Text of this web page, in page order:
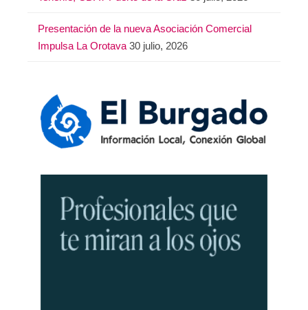
Presentación de la nueva Asociación Comercial
Impulsa La Orotava 30 julio, 2026